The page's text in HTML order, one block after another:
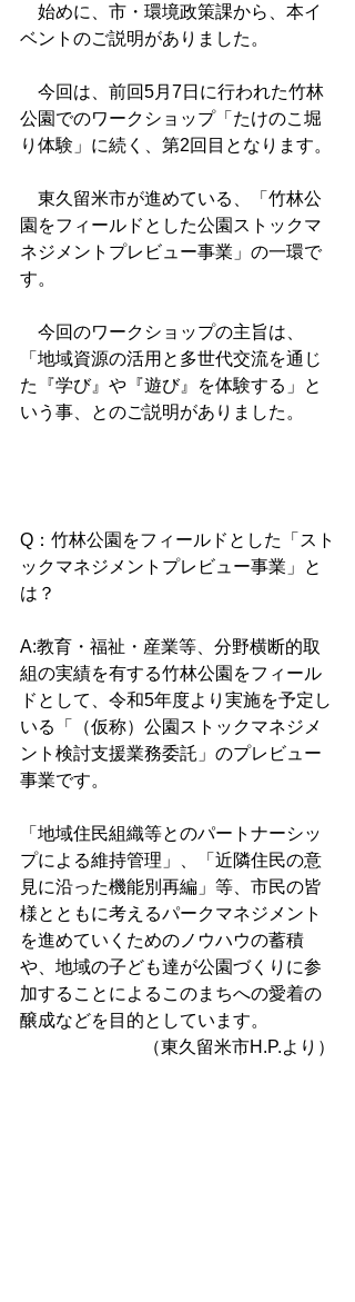
始めに、 市・環境政策課から、 本イ
ベントのご説明がありました。
今回は、前回5月7日に行われた竹林
公園でのワークショップ「たけのこ堀
り体験」に続く、第2回目となります。
東久留米市が進めている、「竹林公
園をフィールドとした公園ストックマ
ネジメントプレビュー事業」の一環で
す。
今回のワークショップの主旨は、
「地域資源の活用と多世代交流を通じ
た『学び』や『遊び』を体験する」と
いう事、とのご説明がありました。
Q：竹林公園をフィールドとした「スト
ックマネジメントプレビュー事業」と
は？
A:教育・福祉・産業等、分野横断的取
組の実績を有する竹林公園をフィール
ドとして、令和5年度より実施を予定し
いる「（仮称）公園ストックマネジメ
ント検討支援業務委託」のプレビュー
事業です。
「地域住民組織等とのパートナーシッ
プによる維持管理」、「近隣住民の意
見に沿った機能別再編」等、市民の皆
様とともに考えるパークマネジメント
を進めていくためのノウハウの蓄積
や、地域の子ども達が公園づくりに参
加することによるこのまちへの愛着の
醸成などを目的としています。
（東久留米市H.P.より）